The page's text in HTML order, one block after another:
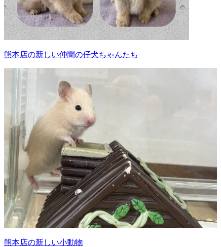
熊本店の新しい仲間の仔犬ちゃんたち
熊本店の新しい小動物